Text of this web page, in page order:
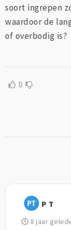
soort ingrepen
waardoor de
of overbodig is?
0
P T
8 jaar